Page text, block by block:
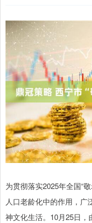
为贯彻落实2025年全国“
人口老龄化中的作用，广
神文化生活。10月25日